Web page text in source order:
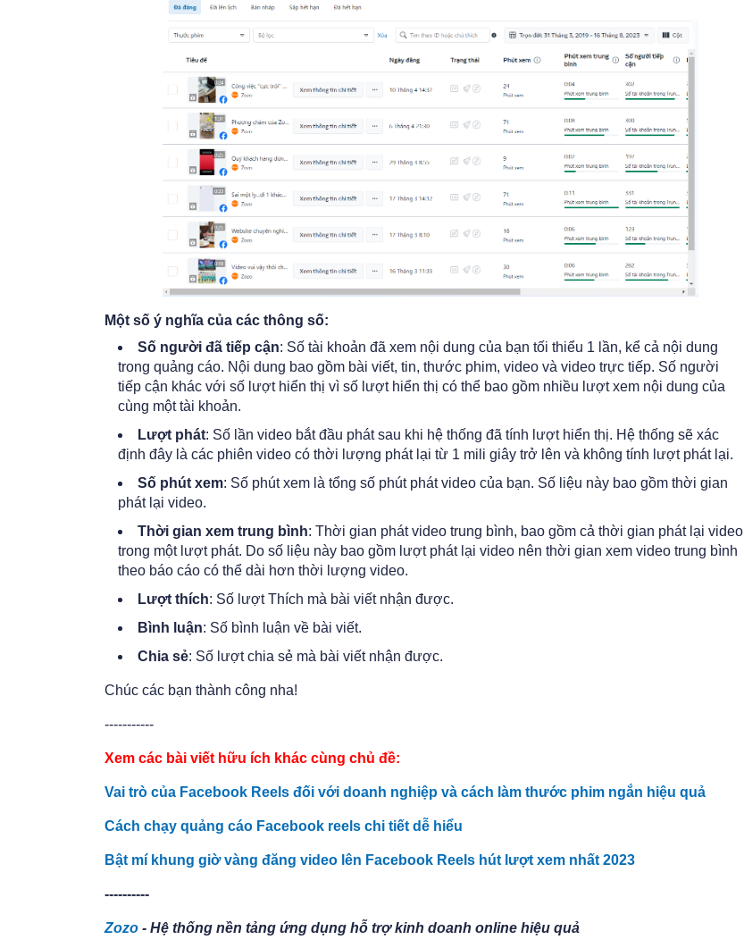
Một số ý nghĩa của các thông số:
Số người đã tiếp cận: Số tài khoản đã xem nội dung của bạn tối thiểu 1 lần, kể cả nội dung
trong quảng cáo. Nội dung bao gồm bài viết, tin, thước phim, video và video trực tiếp. Số người
tiếp cận khác với số lượt hiển thị vì số lượt hiển thị có thể bao gồm nhiều lượt xem nội dung của
cùng một tài khoản.
Lượt phát: Số lần video bắt đầu phát sau khi hệ thống đã tính lượt hiển thị. Hệ thống sẽ xác
định đây là các phiên video có thời lượng phát lại từ 1 mili giây trở lên và không tính lượt phát lại.
Số phút xem: Số phút xem là tổng số phút phát video của bạn. Số liệu này bao gồm thời gian
phát lại video.
Thời gian xem trung bình: Thời gian phát video trung bình, bao gồm cả thời gian phát lại video
trong một lượt phát. Do số liệu này bao gồm lượt phát lại video nên thời gian xem video trung bình
theo báo cáo có thể dài hơn thời lượng video.
Lượt thích: Số lượt Thích mà bài viết nhận được.
Bình luận: Số bình luận về bài viết.
Chia sẻ: Số lượt chia sẻ mà bài viết nhận được.
Chúc các bạn thành công nha!
-----------
Xem các bài viết hữu ích khác cùng chủ đề:
Vai trò của Facebook Reels đối với doanh nghiệp và cách làm thước phim ngắn hiệu quả
Cách chạy quảng cáo Facebook reels chi tiết dễ hiểu
Bật mí khung giờ vàng đăng video lên Facebook Reels hút lượt xem nhất 2023
----------
Zozo - Hệ thống nền tảng ứng dụng hỗ trợ kinh doanh online hiệu quả